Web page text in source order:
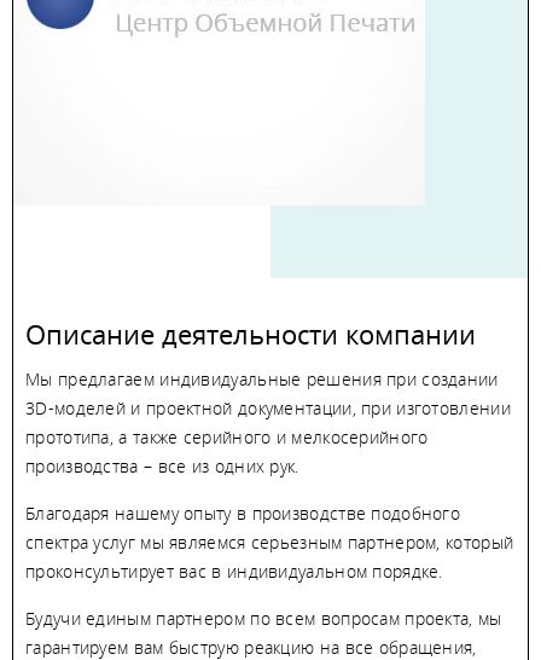
Описание деятельности компании
Мы предлагаем индивидуальные решения при создании
3D-моделей и проектной документации, при изготовлении
прототипа, а также серийного и мелкосерийного
производства – все из одних рук.
Благодаря нашему опыту в производстве подобного
спектра услуг мы являемся серьезным партнером, который
проконсультирует вас в индивидуальном порядке.
Будучи единым партнером по всем вопросам проекта, мы
гарантируем вам быструю реакцию на все обращения,